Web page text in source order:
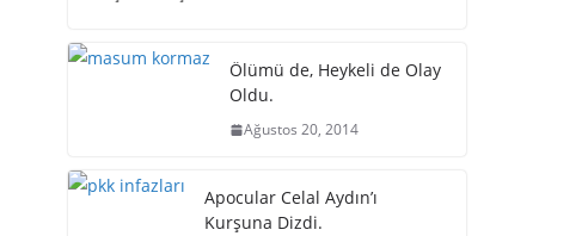
Ölümü de, Heykeli de Olay
Oldu.
Ağustos 20, 2014
Apocular Celal Aydın’ı
Kurşuna Dizdi.